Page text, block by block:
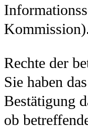
Rechte der
Sie haben
Bestätigung
ob